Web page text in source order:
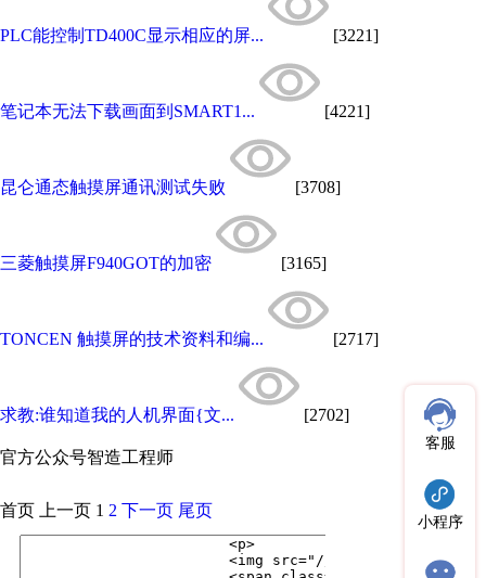
PLC能控制TD400C显示相应的屏... [3221]
笔记本无法下载画面到SMART1... [4221]
昆仑通态触摸屏通讯测试失败 [3708]
三菱触摸屏F940GOT的加密 [3165]
TONCEN 触摸屏的技术资料和编... [2717]
求教:谁知道我的人机界面{文... [2702]
官方公众号智造工程师
客服
小程序
首页 上一页 1 2 下一页 尾页